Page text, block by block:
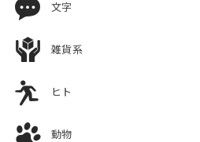
文字
雑貨系
ヒト
動物